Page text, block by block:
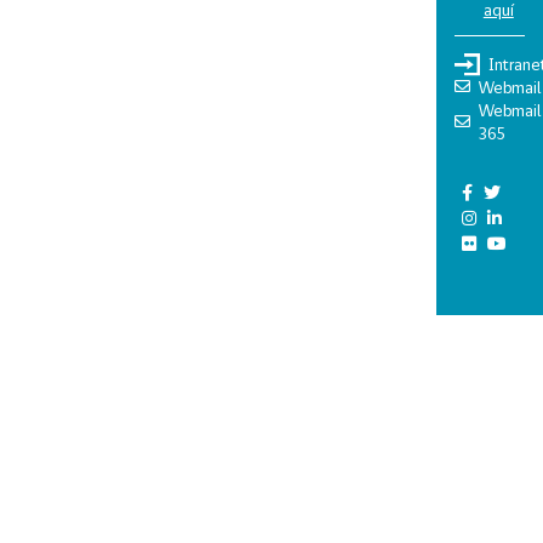
aquí
Webmail
Webmail
365